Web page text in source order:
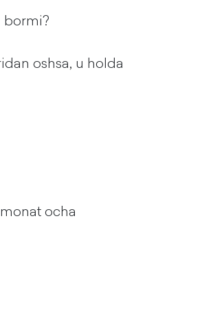
oshsa, u holda
ocha